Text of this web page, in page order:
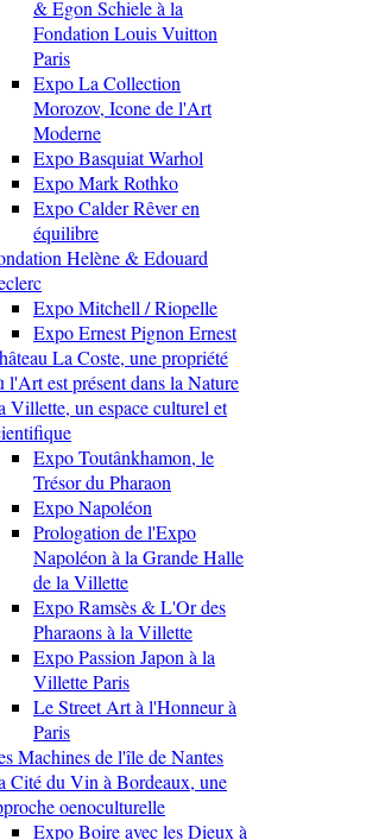
& Egon Schiele à la
Fondation Louis Vuitton
Paris
Expo La Collection
Morozov, Icone de l'Art
Moderne
Expo Basquiat Warhol
Expo Mark Rothko
Expo Calder Rêver en
équilibre
Helène & Edouard
Expo Mitchell / Riopelle
Expo Ernest Pignon Ernest
La Coste, une propriété
l'Art est présent dans la Nature
Villette, un espace culturel et
Expo Toutânkhamon, le
Trésor du Pharaon
Expo Napoléon
Prologation de l'Expo
Napoléon à la Grande Halle
de la Villette
Expo Ramsès & L'Or des
Pharaons à la Villette
Expo Passion Japon à la
Villette Paris
Le Street Art à l'Honneur à
Paris
Machines de l'île de Nantes
Cité du Vin à Bordeaux, une
oenoculturelle
Expo Boire avec les Dieux à